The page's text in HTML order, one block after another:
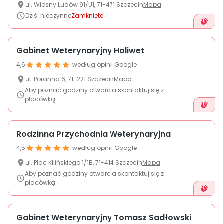
ul. Wiosny Ludów 91/U1,71-471 SzczecinMapa
Dziś: nieczynneZamknięte
Gabinet Weterynaryjny Holiwet
4,6
według opinii Google
ul. Poranna 6,71-221 SzczecinMapa
Aby poznać godziny otwarcia skontaktuj się z
placówką
Rodzinna Przychodnia Weterynaryjna
4,5
według opinii Google
ul. Plac Kilińskiego1/1B,71-414 SzczecinMapa
Aby poznać godziny otwarcia skontaktuj się z
placówką
Gabinet Weterynaryjny Tomasz Sadłowski